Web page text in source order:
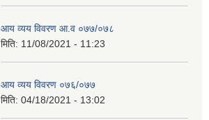
आय व्यय विवरण आ.व ०७७/०७८
मिति: 11/08/2021 - 11:23
आय व्यय विवरण ०७६/०७७
मिति: 04/18/2021 - 13:02